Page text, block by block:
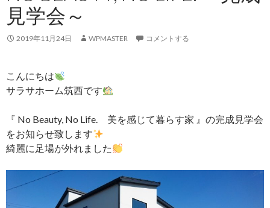
見学会～
2019年11月24日 WPMASTER コメントする
こんにちは
サラサホーム筑西です
『 No Beauty, No Life. 美を感じて暮らす家 』の完成見学会
をお知らせ致します
綺麗に足場が外れました